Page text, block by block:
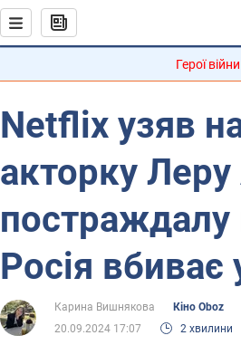
Герої війни
Netflix узяв
акторку Леру
постраждалу
Росія вбиває
Карина Вишнякова
Кіно Oboz
20.09.2024 17:07
2 хвилини